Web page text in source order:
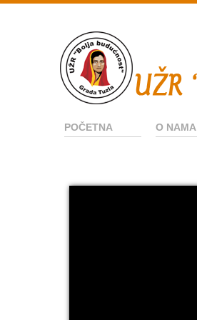
POČETNA O NAMA